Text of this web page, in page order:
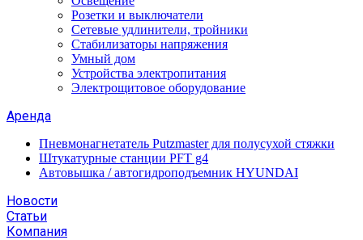
Розетки и выключатели
Сетевые удлинители, тройники
Стабилизаторы напряжения
Умный дом
Устройства электропитания
Электрощитовое оборудование
Аренда
Пневмонагнетатель Putzmaster для полусухой стяжки
Штукатурные станции PFT g4
Автовышка / автогидроподъемник HYUNDAI
Новости
Статьи
Компания